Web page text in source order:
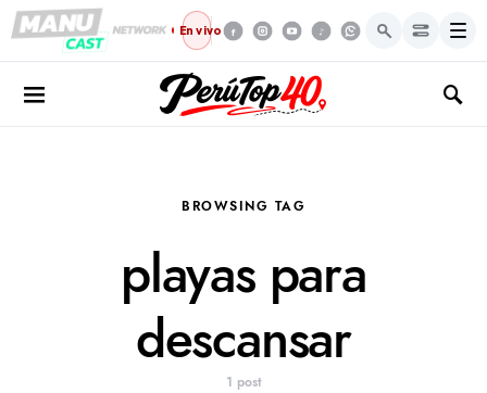
En vivo Menú
BROWSING TAG
playas para
descansar
1 post